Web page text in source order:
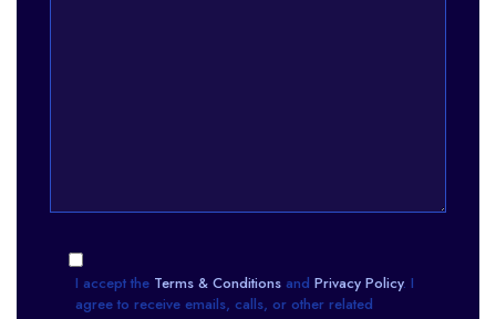
I accept the Terms & Conditions and Privacy Policy. I
agree to receive emails, calls, or other related